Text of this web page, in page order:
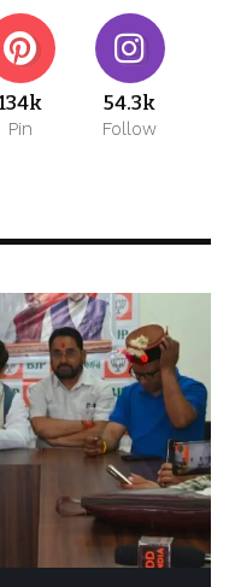
Pin
54.3k
Follow